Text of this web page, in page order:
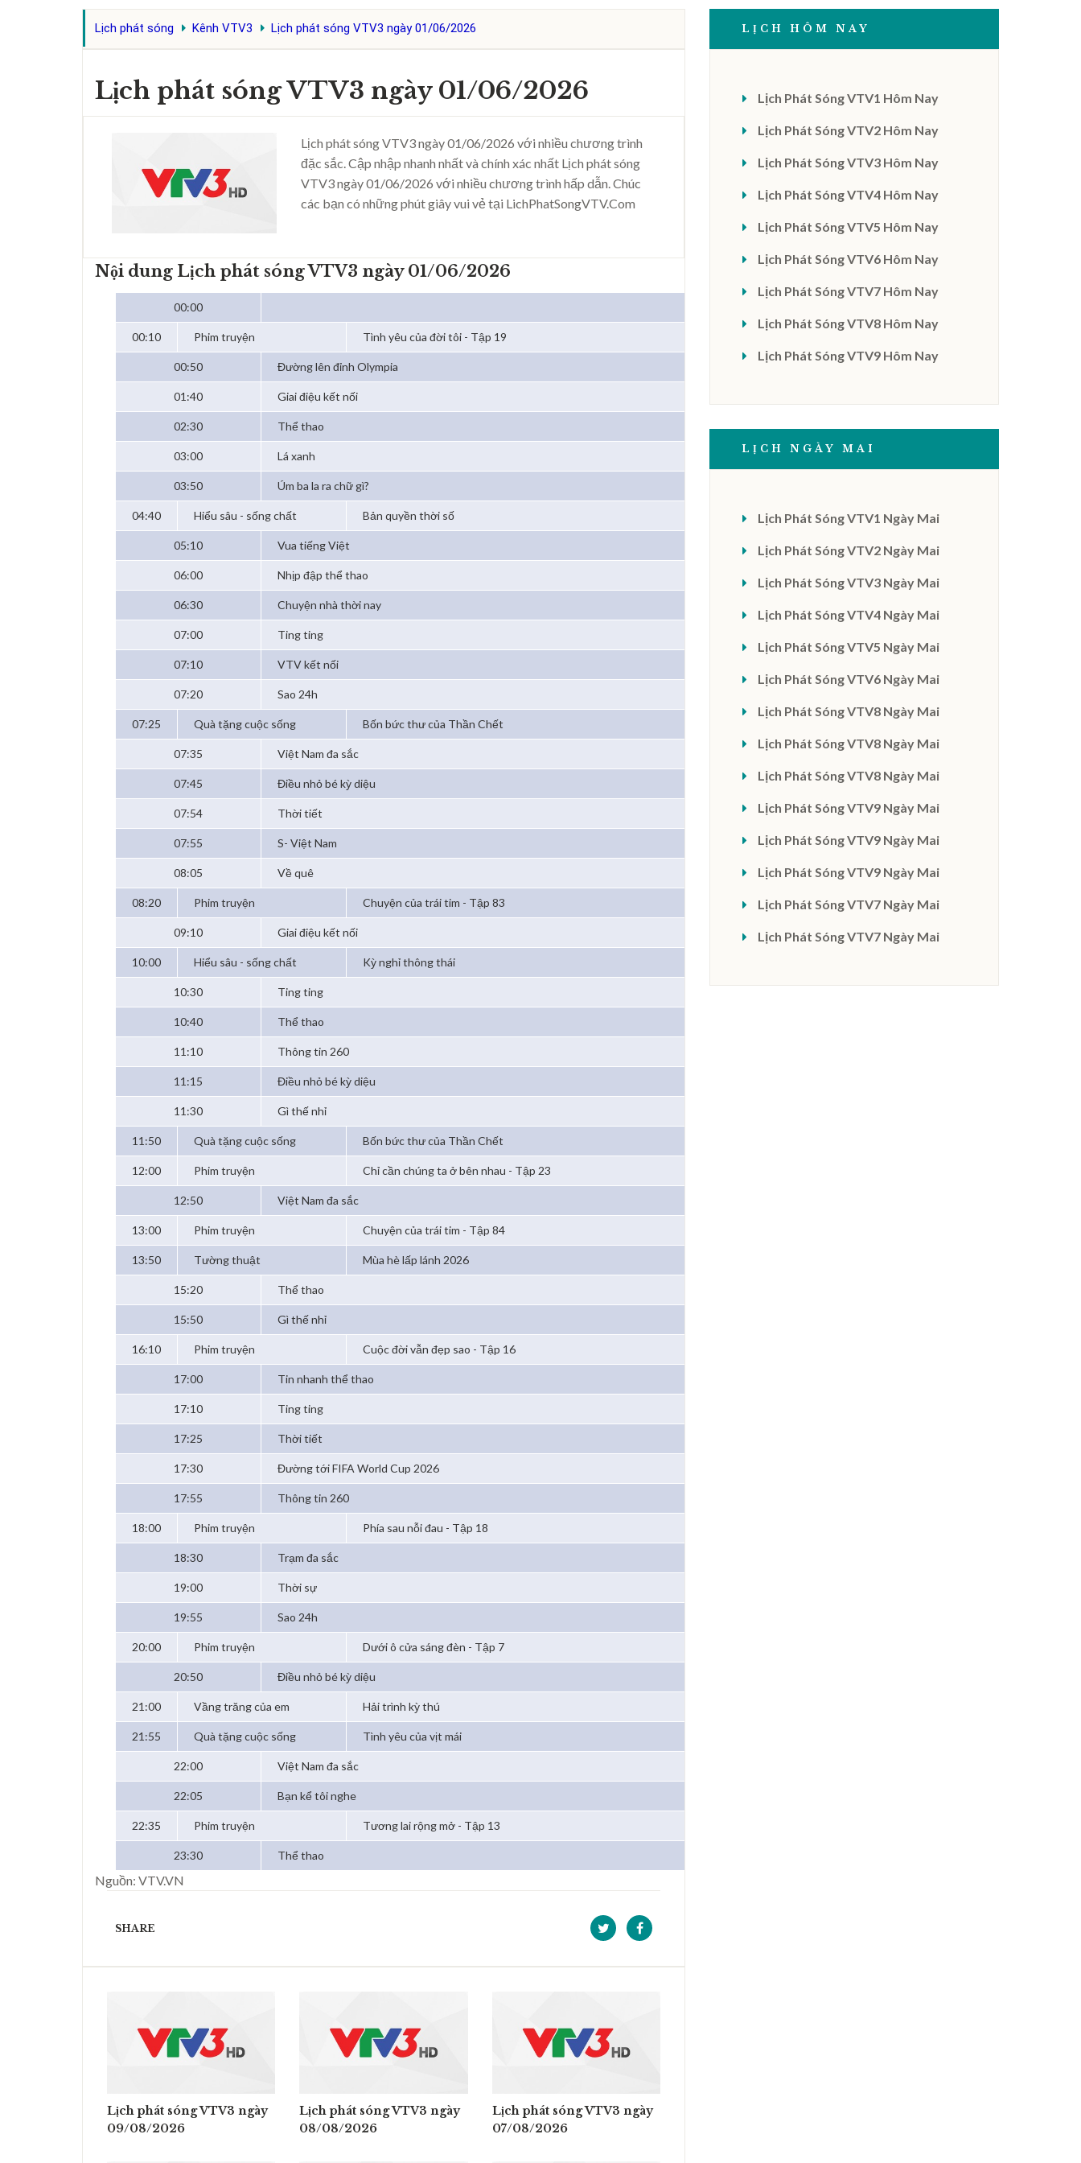
Lịch phát sóng Kênh VTV3 Lịch phát sóng VTV3 ngày 01/06/2026
Lịch phát sóng VTV3 ngày 01/06/2026
Lịch phát sóng VTV3 ngày 01/06/2026 với nhiều chương trình
đặc sắc. Cập nhập nhanh nhất và chính xác nhất Lịch phát sóng
VTV3 ngày 01/06/2026 với nhiều chương trình hấp dẫn. Chúc
các bạn có những phút giây vui vẻ tại LichPhatSongVTV.Com
Nội dung Lịch phát sóng VTV3 ngày 01/06/2026
00:00
00:10 Phim truyện Tình yêu của đời tôi - Tập 19
00:50 Đường lên đỉnh Olympia
01:40 Giai điệu kết nối
02:30 Thể thao
03:00 Lá xanh
03:50 Úm ba la ra chữ gì?
04:40 Hiểu sâu - sống chất Bản quyền thời số
05:10 Vua tiếng Việt
06:00 Nhịp đập thể thao
06:30 Chuyện nhà thời nay
07:00 Ting ting
07:10 VTV kết nối
07:20 Sao 24h
07:25 Quà tặng cuộc sống Bốn bức thư của Thần Chết
07:35 Việt Nam đa sắc
07:45 Điều nhỏ bé kỳ diệu
07:54 Thời tiết
07:55 S- Việt Nam
08:05 Về quê
08:20 Phim truyện Chuyện của trái tim - Tập 83
09:10 Giai điệu kết nối
10:00 Hiểu sâu - sống chất Kỳ nghỉ thông thái
10:30 Ting ting
10:40 Thể thao
11:10 Thông tin 260
11:15 Điều nhỏ bé kỳ diệu
11:30 Gì thế nhỉ
11:50 Quà tặng cuộc sống Bốn bức thư của Thần Chết
12:00 Phim truyện Chỉ cần chúng ta ở bên nhau - Tập 23
12:50 Việt Nam đa sắc
13:00 Phim truyện Chuyện của trái tim - Tập 84
13:50 Tường thuật Mùa hè lấp lánh 2026
15:20 Thể thao
15:50 Gì thế nhỉ
16:10 Phim truyện Cuộc đời vẫn đẹp sao - Tập 16
17:00 Tin nhanh thể thao
17:10 Ting ting
17:25 Thời tiết
17:30 Đường tới FIFA World Cup 2026
17:55 Thông tin 260
18:00 Phim truyện Phía sau nỗi đau - Tập 18
18:30 Trạm đa sắc
19:00 Thời sự
19:55 Sao 24h
20:00 Phim truyện Dưới ô cửa sáng đèn - Tập 7
20:50 Điều nhỏ bé kỳ diệu
21:00 Vầng trăng của em Hải trình kỳ thú
21:55 Quà tặng cuộc sống Tình yêu của vịt mái
22:00 Việt Nam đa sắc
22:05 Bạn kể tôi nghe
22:35 Phim truyện Tương lai rộng mở - Tập 13
23:30 Thể thao
Nguồn: VTV.VN
SHARE
Lịch phát sóng VTV3 ngày
09/08/2026
Lịch phát sóng VTV3 ngày
08/08/2026
Lịch phát sóng VTV3 ngày
07/08/2026
LỊCH HÔM NAY
Lịch Phát Sóng VTV1 Hôm Nay
Lịch Phát Sóng VTV2 Hôm Nay
Lịch Phát Sóng VTV3 Hôm Nay
Lịch Phát Sóng VTV4 Hôm Nay
Lịch Phát Sóng VTV5 Hôm Nay
Lịch Phát Sóng VTV6 Hôm Nay
Lịch Phát Sóng VTV7 Hôm Nay
Lịch Phát Sóng VTV8 Hôm Nay
Lịch Phát Sóng VTV9 Hôm Nay
LỊCH NGÀY MAI
Lịch Phát Sóng VTV1 Ngày Mai
Lịch Phát Sóng VTV2 Ngày Mai
Lịch Phát Sóng VTV3 Ngày Mai
Lịch Phát Sóng VTV4 Ngày Mai
Lịch Phát Sóng VTV5 Ngày Mai
Lịch Phát Sóng VTV6 Ngày Mai
Lịch Phát Sóng VTV8 Ngày Mai
Lịch Phát Sóng VTV8 Ngày Mai
Lịch Phát Sóng VTV8 Ngày Mai
Lịch Phát Sóng VTV9 Ngày Mai
Lịch Phát Sóng VTV9 Ngày Mai
Lịch Phát Sóng VTV9 Ngày Mai
Lịch Phát Sóng VTV7 Ngày Mai
Lịch Phát Sóng VTV7 Ngày Mai